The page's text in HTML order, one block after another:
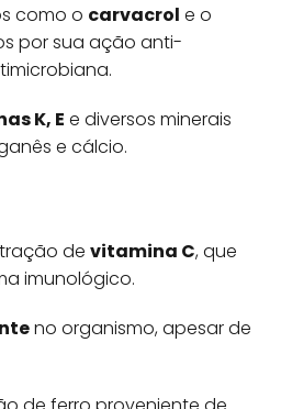
como o carvacrol e o
por sua ação anti-
K, E e diversos minerais
e cálcio.
de vitamina C, que
imunológico.
no organismo, apesar de